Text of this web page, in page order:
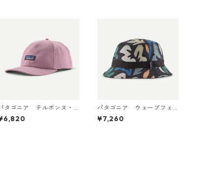
タゴニア テルボンヌ・
ット (カラー Light Viol
Terrebonne
パタゴニア ウェーブフェ
アラー・バケツ・ハット
（カラーKaleido: Black） P
¥7,260